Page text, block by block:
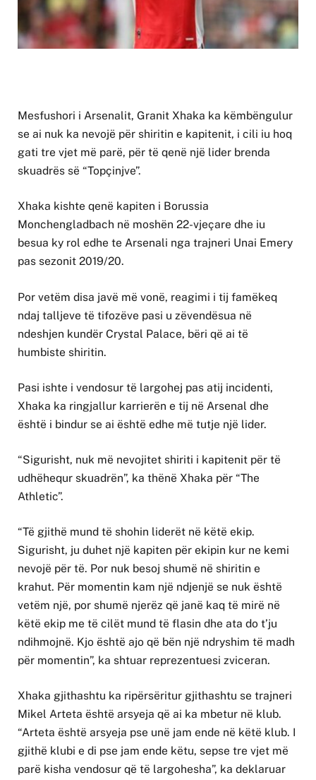
Mesfushori i Arsenalit, Granit Xhaka ka këmbëngulur
se ai nuk ka nevojë për shiritin e kapitenit, i cili iu hoq
gati tre vjet më parë, për të qenë një lider brenda
skuadrës së “Topçinjve”.
Xhaka kishte qenë kapiten i Borussia
Monchengladbach në moshën 22-vjeçare dhe iu
besua ky rol edhe te Arsenali nga trajneri Unai Emery
pas sezonit 2019/20.
Por vetëm disa javë më vonë, reagimi i tij famëkeq
ndaj talljeve të tifozëve pasi u zëvendësua në
ndeshjen kundër Crystal Palace, bëri që ai të
humbiste shiritin.
Pasi ishte i vendosur të largohej pas atij incidenti,
Xhaka ka ringjallur karrierën e tij në Arsenal dhe
është i bindur se ai është edhe më tutje një lider.
“Sigurisht, nuk më nevojitet shiriti i kapitenit për të
udhëhequr skuadrën”, ka thënë Xhaka për “The
Athletic”.
“Të gjithë mund të shohin liderët në këtë ekip.
Sigurisht, ju duhet një kapiten për ekipin kur ne kemi
nevojë për të. Por nuk besoj shumë në shiritin e
krahut. Për momentin kam një ndjenjë se nuk është
vetëm një, por shumë njerëz që janë kaq të mirë në
këtë ekip me të cilët mund të flasin dhe ata do t’ju
ndihmojnë. Kjo është ajo që bën një ndryshim të madh
për momentin”, ka shtuar reprezentuesi zviceran.
Xhaka gjithashtu ka ripërsëritur gjithashtu se trajneri
Mikel Arteta është arsyeja që ai ka mbetur në klub.
“Arteta është arsyeja pse unë jam ende në këtë klub. I
gjithë klubi e di pse jam ende këtu, sepse tre vjet më
parë kisha vendosur që të largohesha”, ka deklaruar